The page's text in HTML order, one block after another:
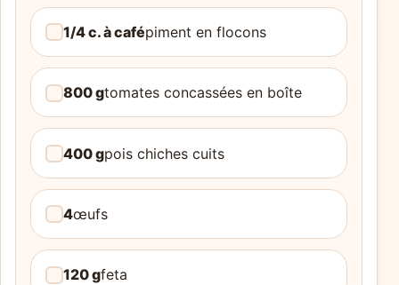
1/4 c. à cafépiment en flocons
800 gtomates concassées en boîte
400 gpois chiches cuits
4œufs
120 gfeta